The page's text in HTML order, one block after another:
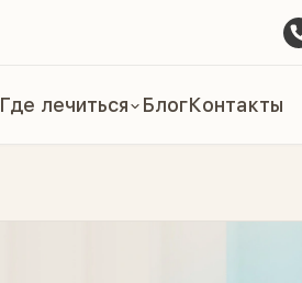
Где лечиться БлогКонтакты